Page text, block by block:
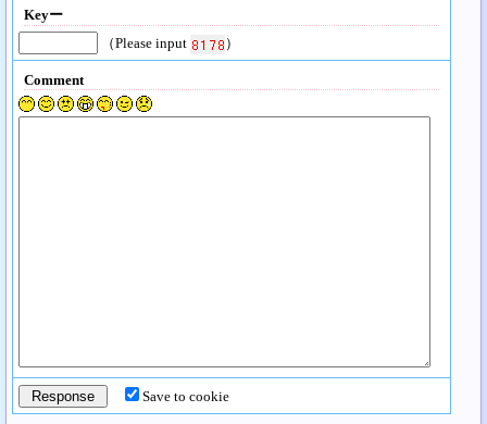
Keyー
（Please input
）
Comment
Save to cookie